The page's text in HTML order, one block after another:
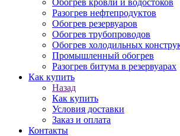
Обогрев кровли и водостоков
Разогрев нефтепродуктов
Обогрев резервуаров
Обогрев трубопроводов
Обогрев холодильных
Промышленный обогрев
Разогрев битума в резервуарах
Как купить
Назад
Как купить
Условия доставки
Заказ и оплата
Контакты